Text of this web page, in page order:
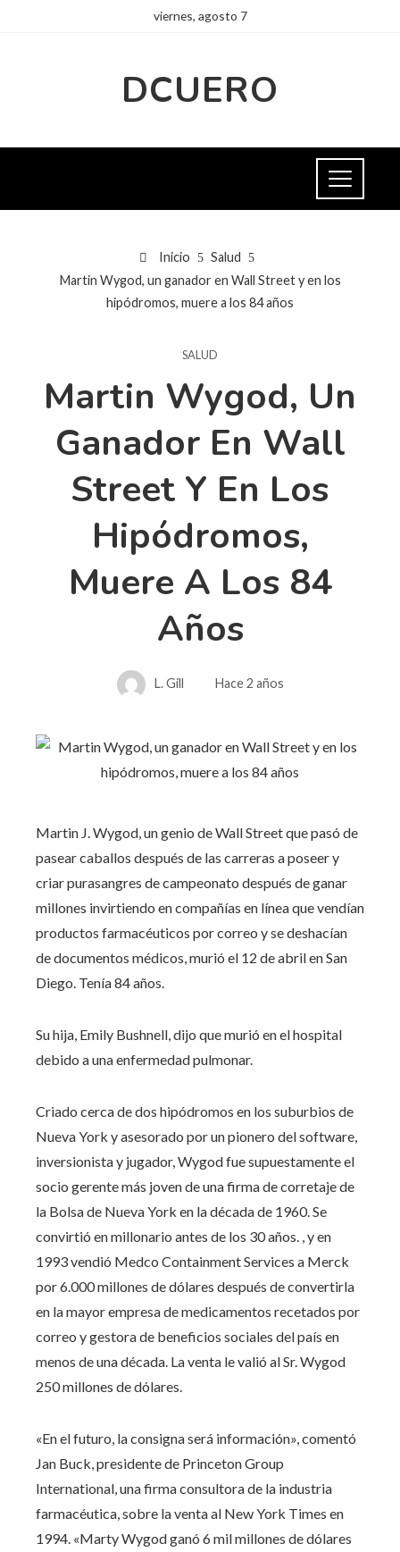
viernes, agosto 7
DCUERO
Inicio
Salud
Martin Wygod, un ganador en Wall Street y en los
hipódromos, muere a los 84 años
SALUD
Martin Wygod, Un
Ganador En Wall
Street Y En Los
Hipódromos,
Muere A Los 84
Años
L. Gill Hace 2 años
Martin J. Wygod, un genio de Wall Street que pasó de
pasear caballos después de las carreras a poseer y
criar purasangres de campeonato después de ganar
millones invirtiendo en compañías en línea que vendían
productos farmacéuticos por correo y se deshacían
de documentos médicos, murió el 12 de abril en San
Diego. Tenía 84 años.
Su hija, Emily Bushnell, dijo que murió en el hospital
debido a una enfermedad pulmonar.
Criado cerca de dos hipódromos en los suburbios de
Nueva York y asesorado por un pionero del software,
inversionista y jugador, Wygod fue supuestamente el
socio gerente más joven de una firma de corretaje de
la Bolsa de Nueva York en la década de 1960. Se
convirtió en millonario antes de los 30 años. , y en
1993 vendió Medco Containment Services a Merck
por 6.000 millones de dólares después de convertirla
en la mayor empresa de medicamentos recetados por
correo y gestora de beneficios sociales del país en
menos de una década. La venta le valió al Sr. Wygod
250 millones de dólares.
«En el futuro, la consigna será información», comentó
Jan Buck, presidente de Princeton Group
International, una firma consultora de la industria
farmacéutica, sobre la venta al New York Times en
1994. «Marty Wygod ganó 6 mil millones de dólares